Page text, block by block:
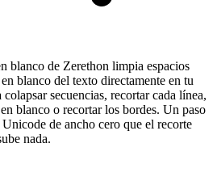
blanco de Zerethon limpia espacios
blanco del texto directamente en tu
secuencias, recortar cada línea,
blanco o recortar los bordes. Un paso
de ancho cero que el recorte
nada.